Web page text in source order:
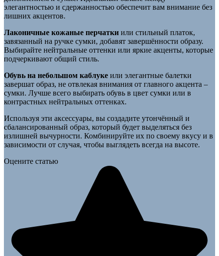
элегантностью и сдержанностью обеспечит вам внимание без
лишних акцентов.
Лаконичные кожаные перчатки или стильный платок,
завязанный на ручке сумки, добавят завершённости образу.
Выбирайте нейтральные оттенки или яркие акценты, которые
подчеркивают общий стиль.
Обувь на небольшом каблуке или элегантные балетки
завершат образ, не отвлекая внимания от главного акцента –
сумки. Лучше всего выбирать обувь в цвет сумки или в
контрастных нейтральных оттенках.
Используя эти аксессуары, вы создадите утончённый и
сбалансированный образ, который будет выделяться без
излишней вычурности. Комбинируйте их по своему вкусу и в
зависимости от случая, чтобы выглядеть всегда на высоте.
Оцените статью